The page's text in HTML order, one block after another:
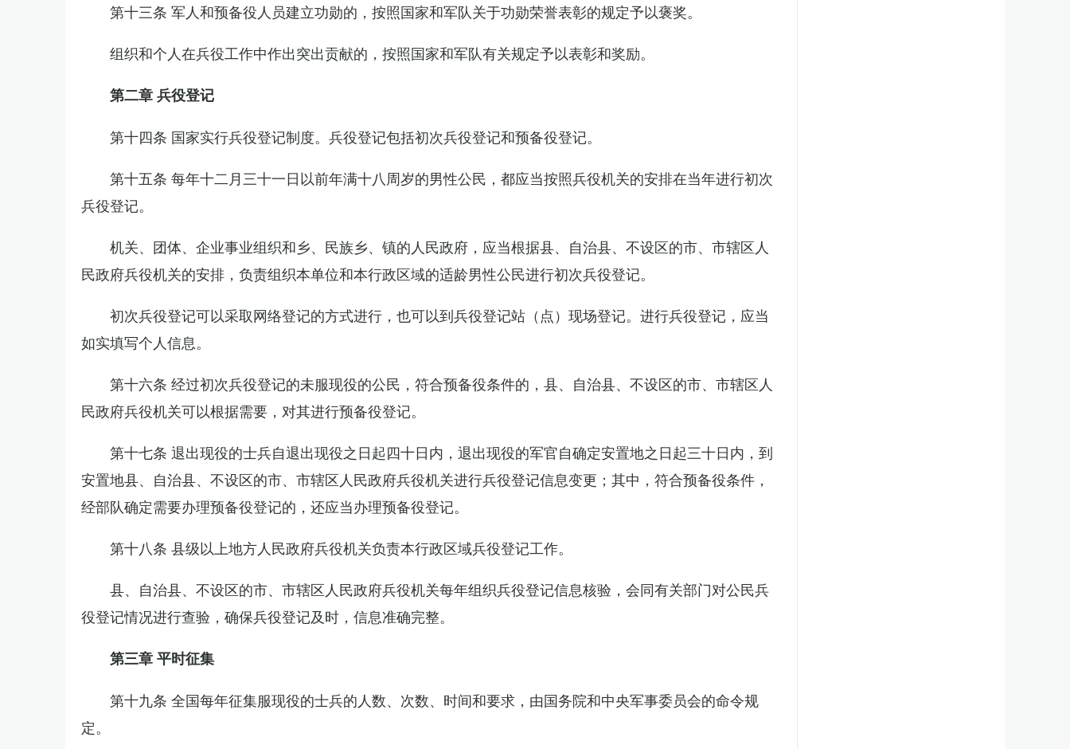
第十三条 军人和预备役人员建立功勋的，按照国家和军队关于功勋荣誉表彰的规定予以褒奖。
组织和个人在兵役工作中作出突出贡献的，按照国家和军队有关规定予以表彰和奖励。
第二章 兵役登记
第十四条 国家实行兵役登记制度。兵役登记包括初次兵役登记和预备役登记。
第十五条 每年十二月三十一日以前年满十八周岁的男性公民，都应当按照兵役机关的安排在当年进行初次
兵役登记。
机关、团体、企业事业组织和乡、民族乡、镇的人民政府，应当根据县、自治县、不设区的市、市辖区人
民政府兵役机关的安排，负责组织本单位和本行政区域的适龄男性公民进行初次兵役登记。
初次兵役登记可以采取网络登记的方式进行，也可以到兵役登记站（点）现场登记。进行兵役登记，应当
如实填写个人信息。
第十六条 经过初次兵役登记的未服现役的公民，符合预备役条件的，县、自治县、不设区的市、市辖区人
民政府兵役机关可以根据需要，对其进行预备役登记。
第十七条 退出现役的士兵自退出现役之日起四十日内，退出现役的军官自确定安置地之日起三十日内，到
安置地县、自治县、不设区的市、市辖区人民政府兵役机关进行兵役登记信息变更；其中，符合预备役条件，
经部队确定需要办理预备役登记的，还应当办理预备役登记。
第十八条 县级以上地方人民政府兵役机关负责本行政区域兵役登记工作。
县、自治县、不设区的市、市辖区人民政府兵役机关每年组织兵役登记信息核验，会同有关部门对公民兵
役登记情况进行查验，确保兵役登记及时，信息准确完整。
第三章 平时征集
第十九条 全国每年征集服现役的士兵的人数、次数、时间和要求，由国务院和中央军事委员会的命令规
定。